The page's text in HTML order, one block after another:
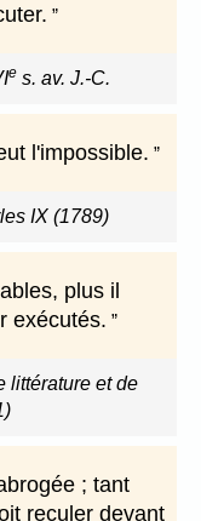
es. av. J.-C.
l'impossible.
IX (1789)
plus il
exécutés.
littérature et de
; tant
reculer devant